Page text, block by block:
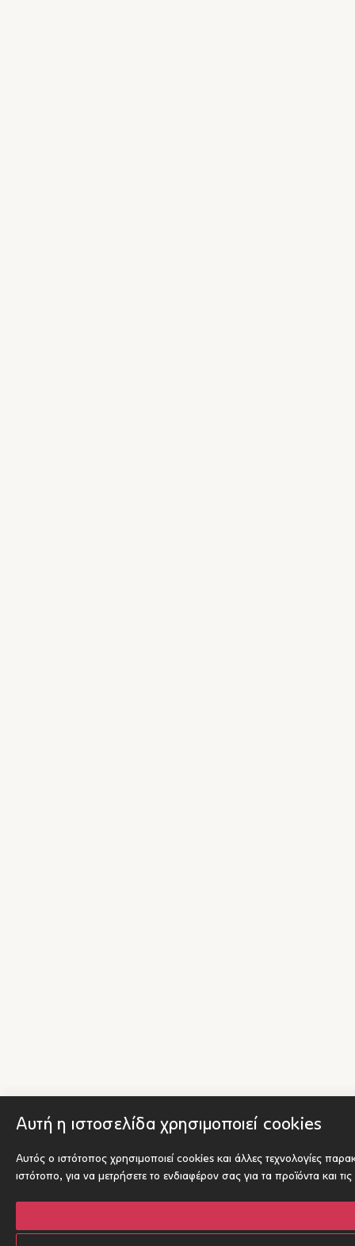
Αυτή η ιστοσελίδα χρησιμοποιεί cookies
Αυτός ο ιστότοπος χρησιμοποιεί cookies και άλλες τεχνολογίες
ιστότοπο, για να μετρήσετε το ενδιαφέρον σας για τα προϊόντα και